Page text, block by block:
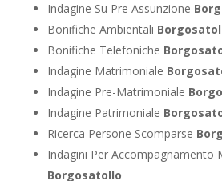
Indagine Su Pre Assunzione
Bonifiche Ambientali
Bonifiche Telefoniche
Indagine Matrimoniale
Indagine Pre-Matrimoniale
Indagine Patrimoniale
Ricerca Persone Scomparse
Indagini Per Accompagnamento
Borgosatollo